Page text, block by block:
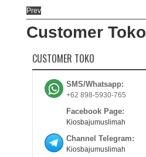
Prev
Customer Toko
CUSTOMER TOKO
SMS/Whatsapp:
+62 898-5930-765
Facebook Page:
Kiosbajumuslimah
Channel Telegram:
Kiosbajumuslimah